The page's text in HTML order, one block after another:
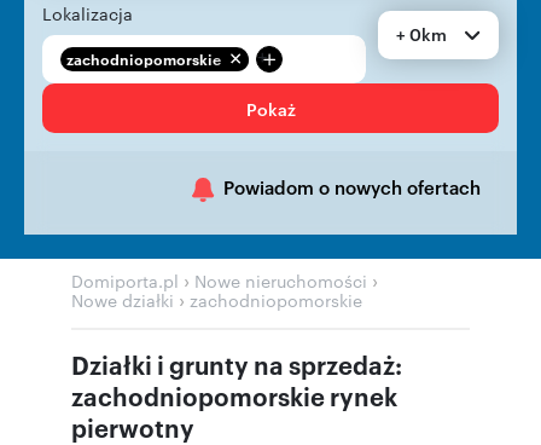
Lokalizacja
zachodniopomorskie +
+ 0km
Pokaż
Powiadom o nowych ofertach
Domiporta.pl › Nowe nieruchomości ›
Nowe działki › zachodniopomorskie
Działki i grunty na sprzedaż:
zachodniopomorskie rynek
pierwotny